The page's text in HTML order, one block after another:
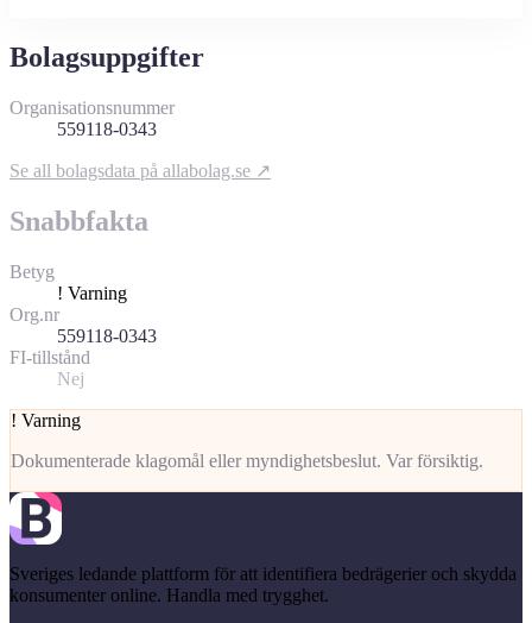
Bolagsuppgifter
Organisationsnummer
559118-0343
Se all bolagsdata på allabolag.se ↗
Snabbfakta
Betyg
! Varning
Org.nr
559118-0343
FI-tillstånd
Nej
! Varning
Dokumenterade klagomål eller myndighetsbeslut. Var försiktig.
Sveriges ledande plattform för att identifiera bedrägerier och skydda
konsumenter online. Handla med trygghet.